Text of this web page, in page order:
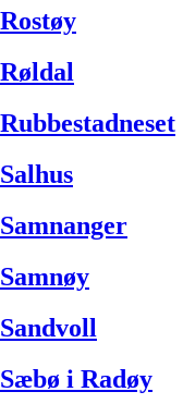
Rostøy
Røldal
Rubbestadneset
Salhus
Samnanger
Samnøy
Sandvoll
Sæbø i Radøy